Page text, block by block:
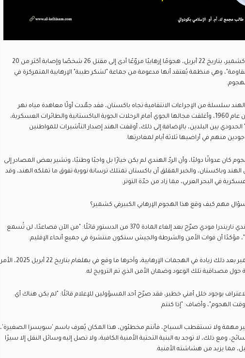
شهدت منطقة بهلغام في كشمير، بتاريخ 22 أبريل، هجومًا إرهابيًا مروّعًا أدى إلى مقتل 26 شخصًا وإصابة أكثر من 20
وهي منظمة يُعتقد أنها مدعومة من جماعة "لشكر طيبة" الإرهابية المتمركزة في
الهند سلسلة من الإجراءات الانتقامية تجاه باكستان، فقد جمّدت أولًا معاهدة مياه نهر
السند، الموقّعة بين الدولتين عام 1960، وأغلقت مجالها الجوي أمام الرحلات الجوية الباكستانية والطائرات العسكرية،
الحدودي بين البلدين، بالإضافة إلى ذلك، أوقفت الهند إصدار التأشيرات للمواطنين
منهم في أراضيها ثلاثة أيام لمغادرتها.
كان عدوانًا دوليًا، وأن الردّ الهندي لم يكن خيارًا بل واجبًا وطنيًا، وتشير بعض المصادر إلى
الهند وباكستان، والخبر المقلق أن باكستان تمتلك ترسانة نووية تفوق ما تملكه الهند، وقد
في البحر العربي، مما زاد من حدّة التوتر.
مهم كيف وقع هذا الهجوم الإرهابي الكبيرفي كشمير؟
خاصة وأن رئيس الوزراء الهندي ناريندرا مودي صرّح بعد إلغاء المادة 370 من الدستور قائلًا: "من الآن فصاعدًا، لن تُسمع
مؤكدًا أن قوات الأمن والشرطة والجيش ستكون منتشرة في جميع أنحاء الإقليم.
ولكن للأسف، شهدت كشمير بعد ذلك زيادة في الهجمات الإرهابية، وآخرها ما وقع في بهلغام بتاريخ 22 أبريل 2025، الأمر
مصداقية تلك الوعود وضمان الأمن الذي تم الترويج له.
بوجود خلل أمني خطير، فقد صرّح أحد المسؤولين للإعلام قائلًا: "لم يكن هناك أي
الهجوم"، وأضاف: "إذا كنتم
مهمة ولا تستقطب السياح، فأنتم مخطئون، هذا المكان يُعرف باسم 'سويسرا الصغيرة'،
يوميًا أكثر من 2500 سائح، ومع ذلك، لا توجد به البنية التحتية الأمنية الكافية، ولا تصل إليه وسائل النقل إلا سيرًا
مما يزيد من هشاشته الأمنية.